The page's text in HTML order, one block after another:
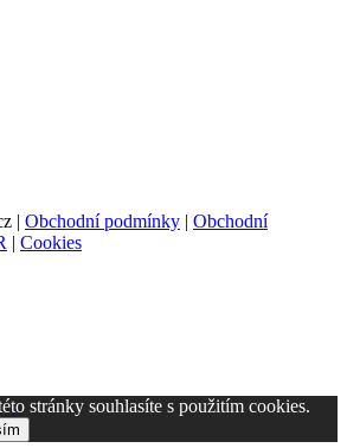
| Obchodní podmínky | Obchodní
| Cookies
stránky souhlasíte s použitím cookies.